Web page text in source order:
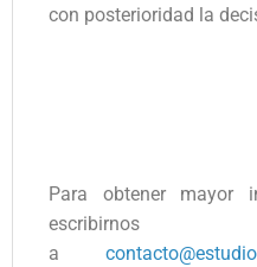
con posterioridad la
Para obtener mayor
escribirnos
a